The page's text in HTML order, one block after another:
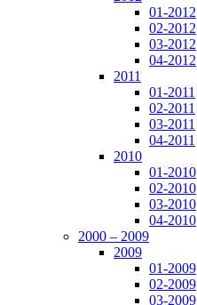
01-2012
02-2012
03-2012
04-2012
2011
01-2011
02-2011
03-2011
04-2011
2010
01-2010
02-2010
03-2010
04-2010
2000 – 2009
2009
01-2009
02-2009
03-2009